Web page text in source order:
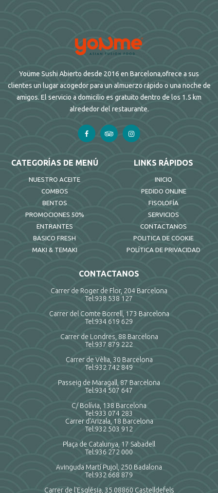
Yoüme Sushi Abierto desde 2016 en Barcelona,ofrece a sus
clientes un lugar acogedor para un almuerzo rápido o una noche de
amigos. El servicio a domicilio es gratuito dentro de los 1.5 km
alrededor del restaurante.
CATEGORÍAS DE MENÚ
NUESTRO ACEITE
COMBOS
BENTOS
PROMOCIONES 50%
ENTRANTES
BASICO FRESH
MAKI & TEMAKI
LINKS RÁPIDOS
INICIO
PEDIDO ONLINE
FISOLOFÍA
SERVICIOS
CONTACTANOS
POLITICA DE COOKIE
POLÍTICA DE PRIVACIDAD
CONTACTANOS
Carrer de Roger de Flor, 204 Barcelona
Tel:938 538 127
Carrer del Comte Borrell, 173 Barcelona
Tel:934 619 629
Carrer de Londres, 88 Barcelona
Tel:937 879 222
Carrer de Vèlia, 30 Barcelona
Tel:932 742 849
Passeig de Maragall, 87 Barcelona
Tel:934 507 647
C/ Bolívia, 138 Barcelona
Tel:933 074 283
Carrer d'Arizala, 18 Barcelona
Tel:932 503 912
Plaça de Catalunya, 17 Sabadell
Tel:936 272 000
Avinguda Martí Pujol, 250 Badalona
Tel:932 668 879
Carrer de l'Església, 35 08860 Castelldefels